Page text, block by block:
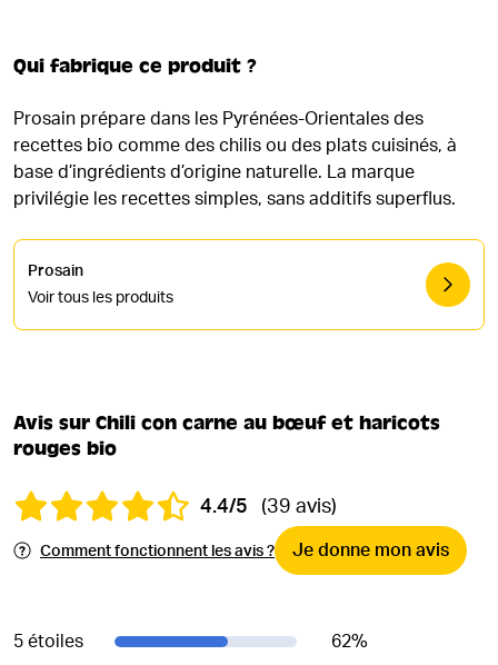
Qui fabrique ce produit ?
Prosain prépare dans les Pyrénées-Orientales des
recettes bio comme des chilis ou des plats cuisinés, à
base d’ingrédients d’origine naturelle. La marque
privilégie les recettes simples, sans additifs superflus.
Prosain
Voir tous les produits
Avis sur Chili con carne au bœuf et haricots
rouges bio
4.4/5 (39 avis)
Comment fonctionnent les avis ? Je donne mon avis
5 étoiles 62%